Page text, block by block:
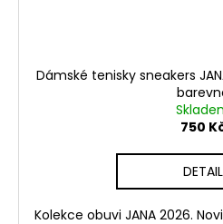
Dámské tenisky sneakers
750
DETAIL
Kolekce obuvi JANA 2026.